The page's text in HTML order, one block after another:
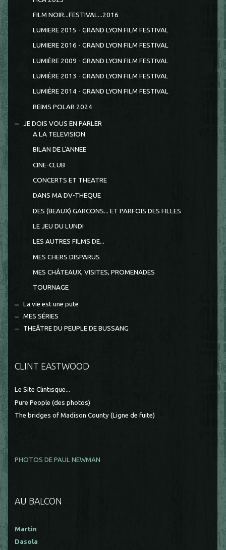
FILM NOIR...FESTIVAL...2016
LUMIERE 2015 - GRAND LYON FILM FESTIVAL
LUMIERE 2016 - GRAND LYON FILM FESTIVAL
LUMIÈRE 2009 - GRAND LYON FILM FESTIVAL
LUMIÈRE 2013 - GRAND LYON FILM FESTIVAL
LUMIÈRE 2014 - GRAND LYON FILM FESTIVAL
REIMS POLAR 2024
JE DOIS VOUS EN PARLER
A LA TELEVISION
BILAN DE L'ANNEE
CINE-CLUB
CONCERTS ET THEATRE
DANS MA DV-THEQUE
DES (BEAUX) GARCONS... ET PARFOIS DES FILLES
LE JEU DU LUNDI
LES AUTRES FILMS DE...
MES CHERS DISPARUS
MES CHÂTEAUX, VISITES, PROMENADES
TOURNAGE
La vie est une pute
MES SÉRIES
THEÂTRE DU PEUPLE DE BUSSANG
CLINT EASTWOOD
Le Site Clintisque...
Pure People (des photos)
The bridges of Madison County (Ligne de fuite)
PHOTOS DE PAUL NEWMAN
AU BALCON
Martin
Dasola